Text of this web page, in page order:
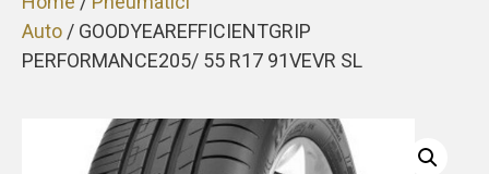
Auto / GOODYEAREFFICIENTGRIP
PERFORMANCE205/ 55 R17 91VEVR SL